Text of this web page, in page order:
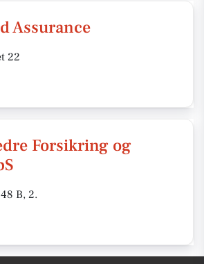
Assurance
22
Forsikring og
B, 2.